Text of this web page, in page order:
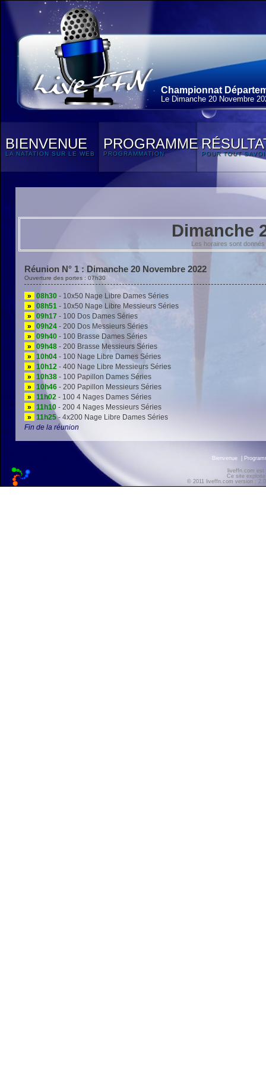
Championnat
Le Dimanche 20 Novembre
BIENVENUE
LA NATATION SUR LE WEB
PROGRAMME
PROGRAMMATION POUR TOUT
Dimanche
Les horaires sont
Réunion N° 1 : Dimanche 20 Novembre 2022
Ouverture des portes : 07h30
» 08h30 - 10x50 Nage Libre Dames Séries
»
08h51 - 10x50 Nage Libre Messieurs Séries
»
09h17 - 100 Dos Dames Séries
»
09h24 - 200 Dos Messieurs Séries
»
09h40 - 100 Brasse Dames Séries
»
09h48 - 200 Brasse Messieurs Séries
»
10h04 - 100 Nage Libre Dames Séries
»
10h12 - 400 Nage Libre Messieurs Séries
»
10h38 - 100 Papillon Dames Séries
»
10h46 - 200 Papillon Messieurs Séries
»
11h02 - 100 4 Nages Dames Séries
»
11h10 - 200 4 Nages Messieurs Séries
»
11h25- 4x200 Nage Libre Dames Séries
Fin de la réunion
Bienvenue
liveffn.com est
Ce site
© 2011 liveffn.com version :